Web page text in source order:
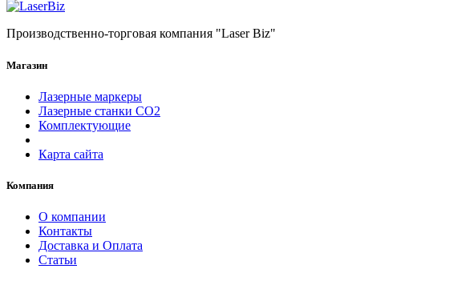
Производственно-торговая компания "Laser Biz"
Магазин
Лазерные маркеры
Лазерные станки СО2
Комплектующие
Карта сайта
Компания
О компании
Контакты
Доставка и Оплата
Статьи